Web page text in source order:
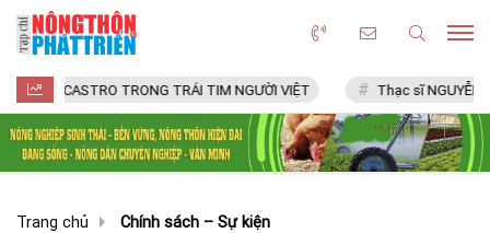
TRONG TRÁI TIM NGƯỜI VIỆT Thạc sĩ NGUYỄN VĂN CHÍ
Trang chủ Chính sách – Sự kiện